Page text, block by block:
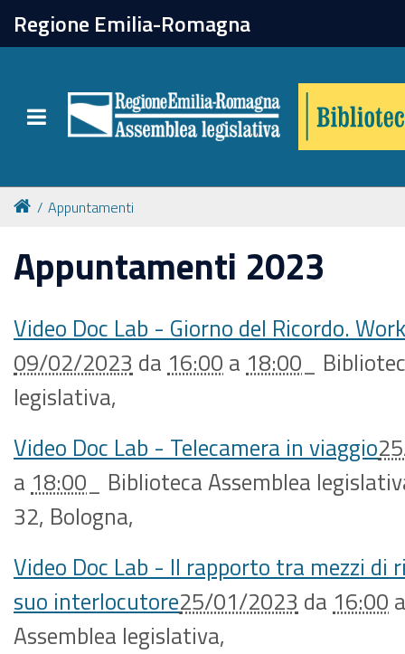
Regione Emilia-Romagna
Toggle navigation
chiudi
Catalogo online
Collezioni
Per approfondire
Appuntamenti
Prenotazione spazi
Appuntamenti
Appuntamenti 2023
Video Doc Lab - Giorno del Ricordo.
09/02/2023 da 16:00 a 18:00
legislativa,
Video Doc Lab - Telecamera in viaggio
a 18:00
Biblioteca Assemblea
32, Bologna,
Video Doc Lab - Il rapporto tra mezzi di
suo interlocutore25/01/2023 da 16:00
Assemblea legislativa,